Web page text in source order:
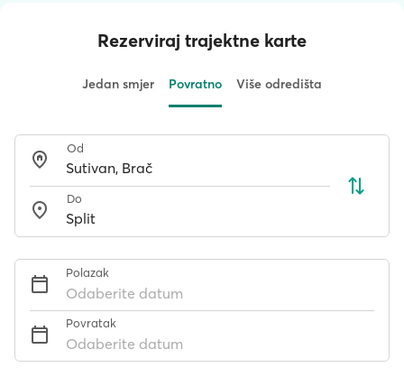
Rezerviraj trajektne karte
Jedan smjer Povratno Više odredišta
Od
Do
Polazak
Odaberite datum
Povratak
Odaberite datum